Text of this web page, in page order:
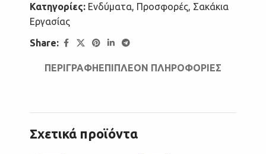
Κατηγορίες: Ενδύματα, Προσφορές, Σακάκια
Εργασίας
Share:
ΠΕΡΙΓΡΑΦΉΕΠΙΠΛΈΟΝ ΠΛΗΡΟΦΟΡΊΕΣ
Σχετικά προϊόντα